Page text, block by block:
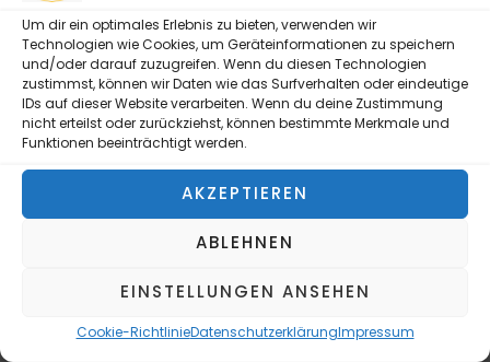
Um dir ein optimales Erlebnis zu bieten, verwenden wir
Technologien wie Cookies, um Geräteinformationen zu speichern
und/oder darauf zuzugreifen. Wenn du diesen Technologien
zustimmst, können wir Daten wie das Surfverhalten oder eindeutige
IDs auf dieser Website verarbeiten. Wenn du deine Zustimmung
nicht erteilst oder zurückziehst, können bestimmte Merkmale und
Funktionen beeinträchtigt werden.
AKZEPTIEREN
ABLEHNEN
EINSTELLUNGEN ANSEHEN
Cookie-RichtlinieDatenschutzerklärungImpressum
per E-Mail zu.
NEWSLETTER ABONNIEREN
Kontaktformular
Versandarten